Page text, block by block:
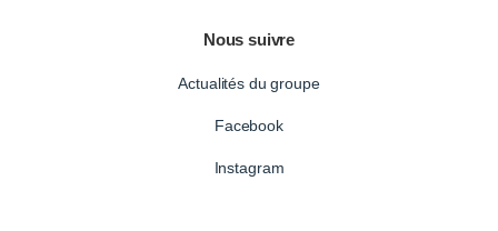
Nous suivre
Actualités du groupe
Facebook
Instagram